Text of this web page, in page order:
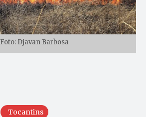
Foto: Djavan Barbosa
Tocantins